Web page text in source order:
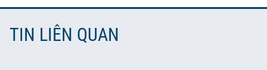
TIN LIÊN QUAN